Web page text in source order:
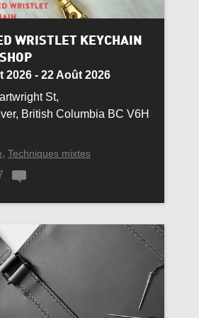
Actualiser les résultats
emplacement actuel
Actualiser les résultats
WRISTLET KEYCHAIN
2026 - 22 Août 2026
St,
British Columbia BC V6H
, Techniques mixtes